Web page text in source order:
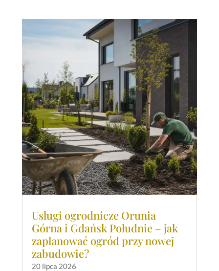
Usługi ogrodnicze Orunia
Górna i Gdańsk Południe – jak
zaplanować ogród przy nowej
zabudowie?
20 lipca 2026